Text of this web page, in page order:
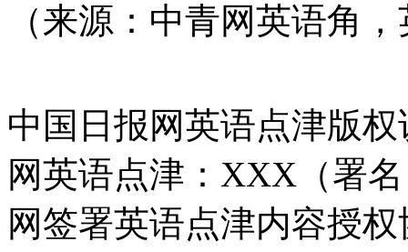
（来源：中青网英语角
中国日报网英语点津版
网英语点津：XXX（署
网签署英语点津内容授